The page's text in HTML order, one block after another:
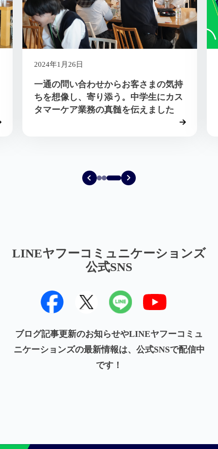
2023年9月21日
【初開催】高卒新卒”非”採用企業でも
「高校生インターン」、そのワケと
は？
LINEヤフーコミュニケーションズ
公式SNS
ブログ記事更新のお知らせやLINEヤフーコミュ
ニケーションズの最新情報は、公式SNSで配信中
です！